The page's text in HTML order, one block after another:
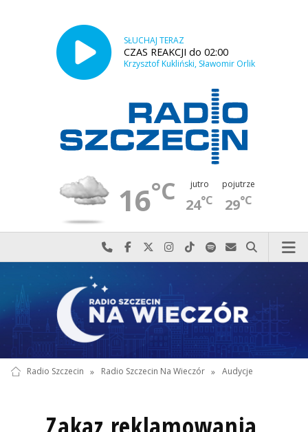
SŁUCHAJ TERAZ
CZAS REAKCJI do 02:00
Krzysztof Kukliński, Sławomir Orlik
16°C jutro
24°C
pojutrze
29°C
Najlepiej po prostu do nas zadzwoń
Odwiedź nas na Facebook-u
Odwiedź nas na X
Odwiedź nas na Instagram-ie
Odwiedź nas na TikTok-u
Szukaj nas na Spotify
Wyślij do nas
Szukaj
Radio Szczecin » Radio Szczecin Na Wieczór » Audycje